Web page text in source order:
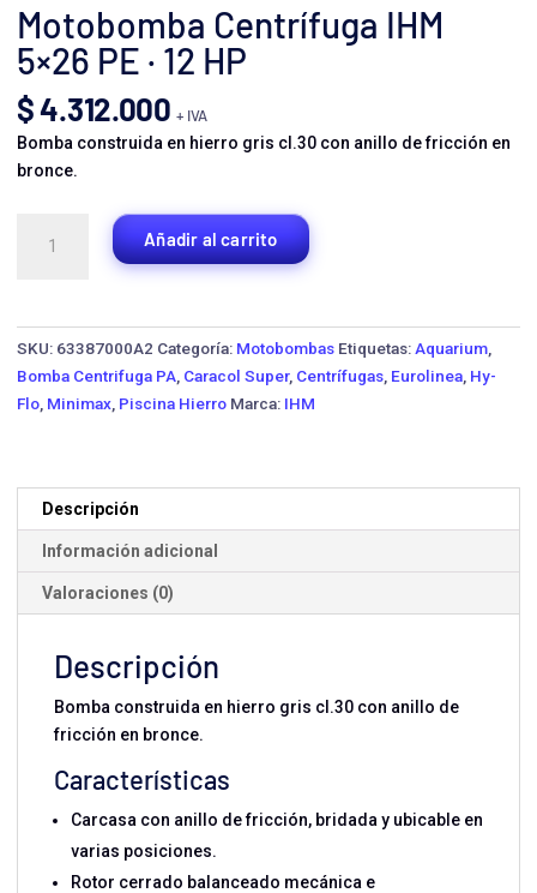
Motobomba Centrífuga IHM
5×26 PE · 12 HP
$4.312.000 + IVA
Bomba construida en hierro gris cl.30 con anillo de fricción en
bronce.
Centrífuga
Añadir al carrito
SKU: 63387000A2 Categoría: Motobombas Etiquetas: Aquarium
Bomba Centrifuga PA Caracol Super, Centrífugas Eurolinea Hy-
Flo Minimax Piscina Hierro Marca: IHM
Descripción
Información adicional
Valoraciones (0)
Descripción
Bomba construida en hierro gris cl.30 con anillo de
fricción en bronce.
Características
Carcasa con anillo de fricción, bridada y ubicable en
varias posiciones.
Rotor cerrado balanceado mecánica e